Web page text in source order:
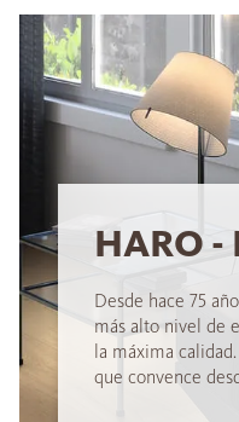
HARO -
Desde hace 75
más alto nivel de
la máxima
que convence